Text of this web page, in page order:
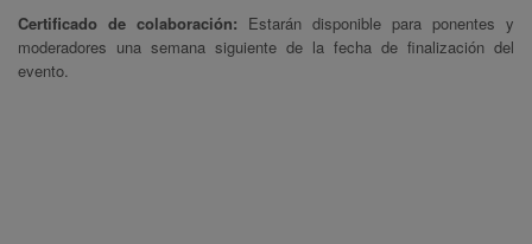
Certificado de colaboración: Estarán disponible para ponentes y
moderadores una semana siguiente de la fecha de finalización del
evento.